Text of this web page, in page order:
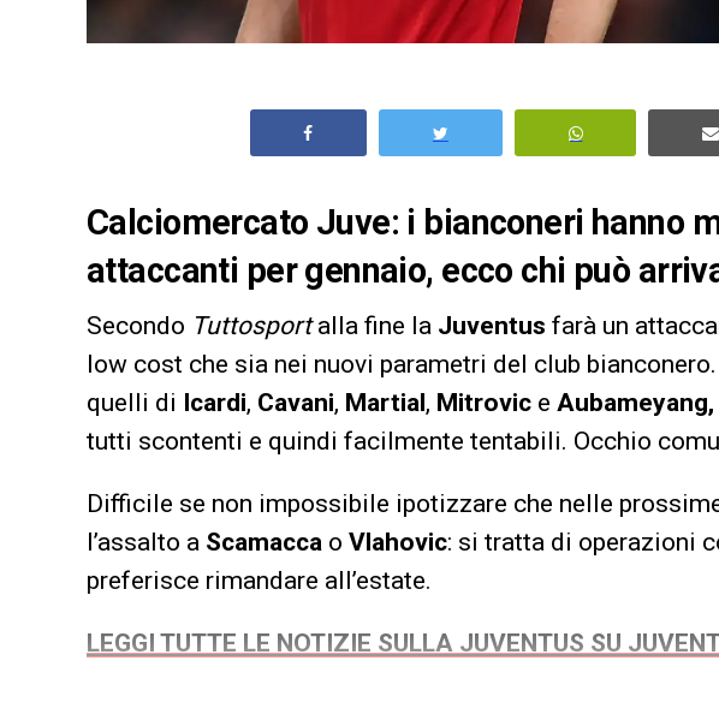
Calciomercato Juve: i bianconeri hanno
attaccanti per gennaio, ecco chi può
Secondo Tuttosportalla fine la Juventus farà un
low cost che sia nei nuovi parametri del club
quelli di Icardi, Cavani, Martial, Mitrovic e Aubameyang,
tutti scontenti e quindi facilmente tentabili. Occhio
Difficile se non impossibile ipotizzare che nelle
l’assalto a Scamacca o Vlahovic: si tratta di operazioni
preferisce rimandare all’estate.
LEGGI TUTTE LE NOTIZIE SULLA JUVENTUS SU